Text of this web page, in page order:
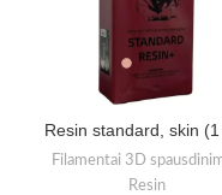
Resin standard, skin
Filamentai 3D
Resin